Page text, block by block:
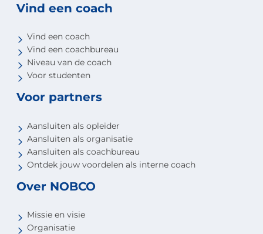
Vind een coach
Vind een coach
Vind een coachbureau
Niveau van de coach
Voor studenten
Voor partners
Aansluiten als opleider
Aansluiten als organisatie
Aansluiten als coachbureau
Ontdek jouw voordelen als interne coach
Over NOBCO
Missie en visie
Organisatie